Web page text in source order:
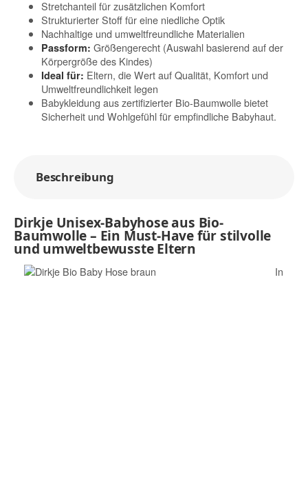
Stretchanteil für zusätzlichen Komfort
Strukturierter Stoff für eine niedliche Optik
Nachhaltige und umweltfreundliche Materialien
Passform: Größengerecht (Auswahl basierend auf der
Körpergröße des Kindes)
Ideal für: Eltern, die Wert auf Qualität, Komfort und
Umweltfreundlichkeit legen
Babykleidung aus zertifizierter Bio-Baumwolle bietet
Sicherheit und Wohlgefühl für empfindliche Babyhaut.
Beschreibung
Dirkje Unisex-Babyhose aus Bio-
Baumwolle – Ein Must-Have für stilvolle
und umweltbewusste Eltern
In